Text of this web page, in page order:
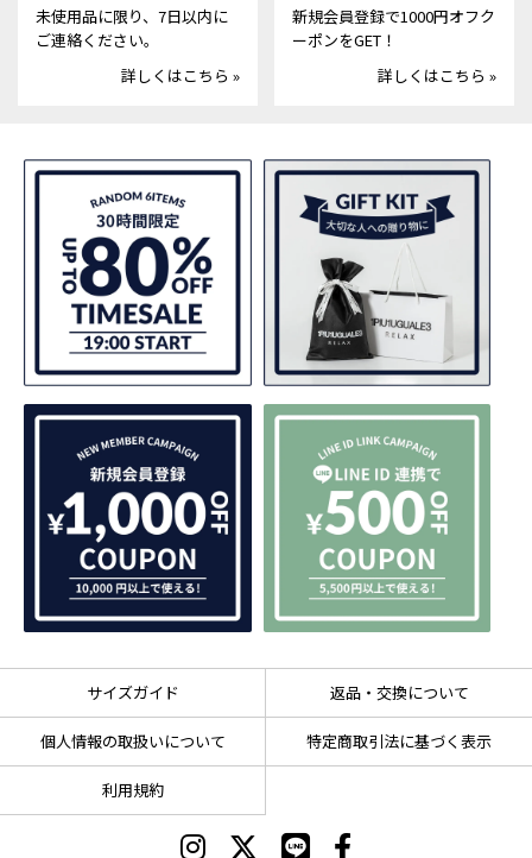
未使用品に限り、7日以内に
ご連絡ください。
詳しくはこちら »
新規会員登録で1000円オフク
ーポンをGET！
詳しくはこちら »
サイズガイド 返品・交換について
個人情報の取扱いについて 特定商取引法に基づく表示
利用規約